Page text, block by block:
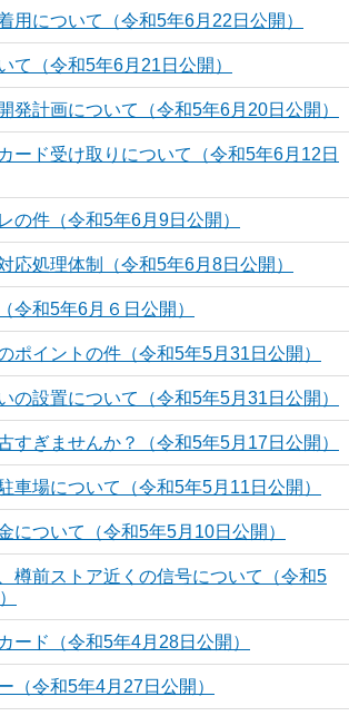
用について（令和5年6月22日公開）
て（令和5年6月21日公開）
発計画について（令和5年6月20日公開）
ード受け取りについて（令和5年6月12日
の件（令和5年6月9日公開）
応処理体制（令和5年6月8日公開）
令和5年6月６日公開）
ポイントの件（令和5年5月31日公開）
の設置について（令和5年5月31日公開）
すぎませんか？（令和5年5月17日公開）
車場について（令和5年5月11日公開）
について（令和5年5月10日公開）
樽前ストア近くの信号について（令和5
ード（令和5年4月28日公開）
（令和5年4月27日公開）